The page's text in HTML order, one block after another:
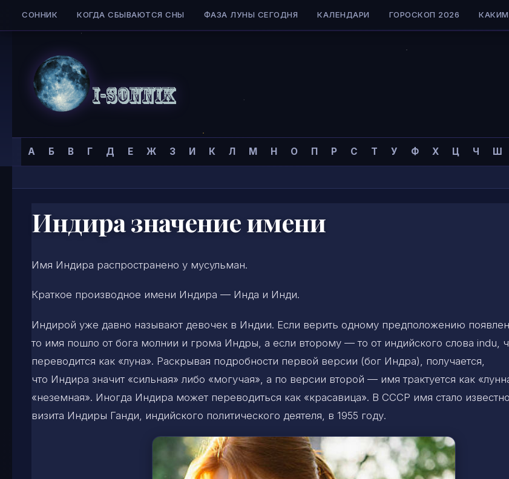
Skip to content
СОННИК КОГДА СБЫВАЮТСЯ СНЫ ФАЗА ЛУНЫ СЕГОДНЯ КАЛЕНДАРИ ГОРОСКОП 2026
Сонник
I-
А Б В Г Д Е Ж З И К Л М Н О П Р С Т У Ф Х Ц Ч Ш
Главная страница »Тайна имени »Имена для женщин»
Индира значение имени
Имя Индира распространено у мусульман.
Краткое производное имени Индира — Инда и Инди.
Индирой уже давно называют девочек в Индии. Если верить одному предположению
то имя пошло от бога молнии и грома Индры, а если второму — то от индийского слова indu,
переводится как «луна». Раскрывая подробности первой версии (бог Индра), получается,
что Индира значит «сильная» либо «могучая», а по версии второй — имя трактуется как
«неземная». Иногда Индира может переводиться как «красавица». В СССР имя стало
визита Индиры Ганди, индийского политического деятеля, в 1955 году.